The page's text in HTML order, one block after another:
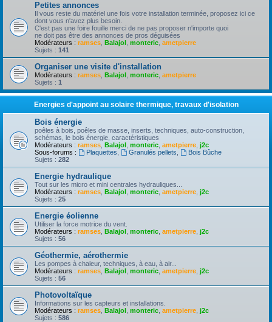
Petites annonces
Il vous reste du matériel une fois votre installation terminée, proposez ici ce
dont vous n'avez plus besoin.
C'est pas une foire fouille merci de ne pas proposer n'importe quoi
ne doit pas être des annonces de pros déguisées
Modérateurs : ramses Balajol monteric ametpierre
Sujets : 141
Organiser une visite d'installation
Modérateurs : ramses Balajol monteric ametpierre
Sujets : 1
Energies d'appoint au solaire thermique, travaux d'isolation
Bois énergie
poêles à bois, poêles de masse, inserts, techniques, auto-construction,
schémas, le bois énergie, caractéristiques
Modérateurs : ramses Balajol monteric ametpierre j2c
Sous-forums :
Plaquettes Granulés pellets
Bois Bûche
Sujets : 282
Energie hydraulique
Tout sur les micro et mini centrales hydrauliques...
Modérateurs : ramses Balajol monteric ametpierre j2c
Sujets : 25
Energie éolienne
Utiliser la force motrice du vent.
Modérateurs : ramses Balajol monteric ametpierre j2c
Sujets : 56
Géothermie, aérothermie
Les pompes à chaleur, techniques, à eau, à air...
Modérateurs : ramses Balajol monteric ametpierre j2c
Sujets : 56
Photovoltaïque
Informations sur les capteurs et installations.
Modérateurs : ramses Balajol monteric ametpierre j2c
Sujets : 586